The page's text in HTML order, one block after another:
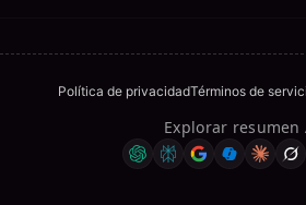
Política de privacidadTérminos de
Explorar resumen